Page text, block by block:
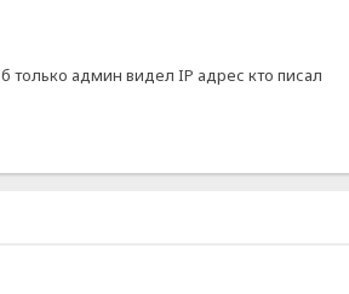
только админ видел IP адрес кто писал